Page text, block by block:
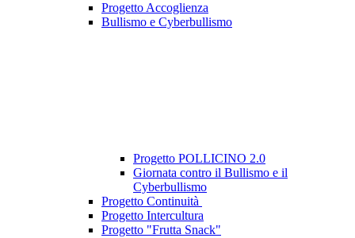
Progetto Accoglienza
Bullismo e Cyberbullismo
Progetto POLLICINO 2.0
Giornata contro il Bullismo e il
Cyberbullismo
Progetto Continuità
Progetto Intercultura
Progetto "Frutta Snack"